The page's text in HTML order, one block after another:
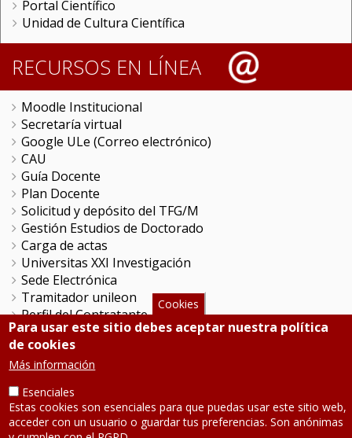
Portal Científico
Unidad de Cultura Científica
RECURSOS EN LÍNEA
Moodle Institucional
Secretaría virtual
Google ULe (Correo electrónico)
CAU
Guía Docente
Plan Docente
Solicitud y depósito del TFG/M
Gestión Estudios de Doctorado
Carga de actas
Universitas XXI Investigación
Sede Electrónica
Tramitador unileon
Perfil del Contratante
Portal del Empleado
Servicio de Informática y Comunicaciones
SÍGUENOS
Teléfono: 987 291 000
Cookies
Para usar este sitio debes aceptar nuestra política
de cookies
Más información
Esenciales
Estas cookies son esenciales para que puedas usar este sitio web,
acceder con un usuario o guardar tus preferencias. Son anónimas